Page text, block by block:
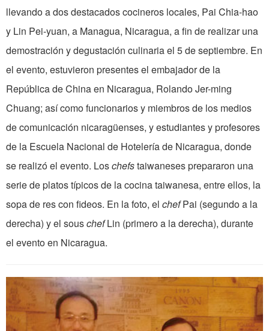
llevando a dos destacados cocineros locales, Pai Chia-hao
y Lin Pei-yuan, a Managua, Nicaragua, a fin de realizar una
demostración y degustación culinaria el 5 de septiembre. En
el evento, estuvieron presentes el embajador de la
República de China en Nicaragua, Rolando Jer-ming
Chuang; así como funcionarios y miembros de los medios
de comunicación nicaragüenses, y estudiantes y profesores
de la Escuela Nacional de Hotelería de Nicaragua, donde
se realizó el evento. Loschefstaiwaneses prepararon una
serie de platos típicos de la cocina taiwanesa, entre ellos, la
sopa de res con fideos. En la foto, el chefPai (segundo a la
derecha) y el souschefLin (primero a la derecha), durante
el evento en Nicaragua.